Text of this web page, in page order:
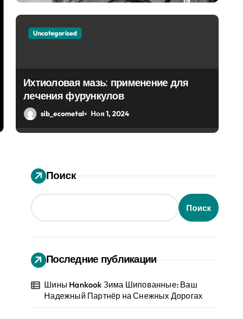
рассасывающим
sib_ecometal
Uncategorised
Ихтиоловая мазь: применение для
лечения фурункулов
sib_ecometal Ноя 1, 2024
Поиск
Поиск
Последние публикации
Шины Hankook Зима Шипованные: Ваш
Надежный Партнёр на Снежных Дорогах